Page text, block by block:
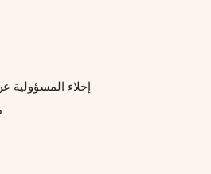
❗ إخلاء المسؤولية